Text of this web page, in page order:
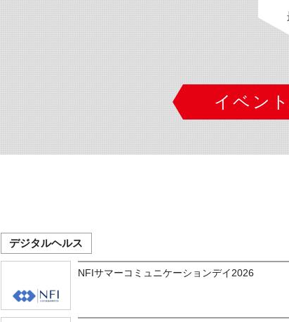
イベン
デジタルヘルス
NFIサマーコミュニケーションデイ2026